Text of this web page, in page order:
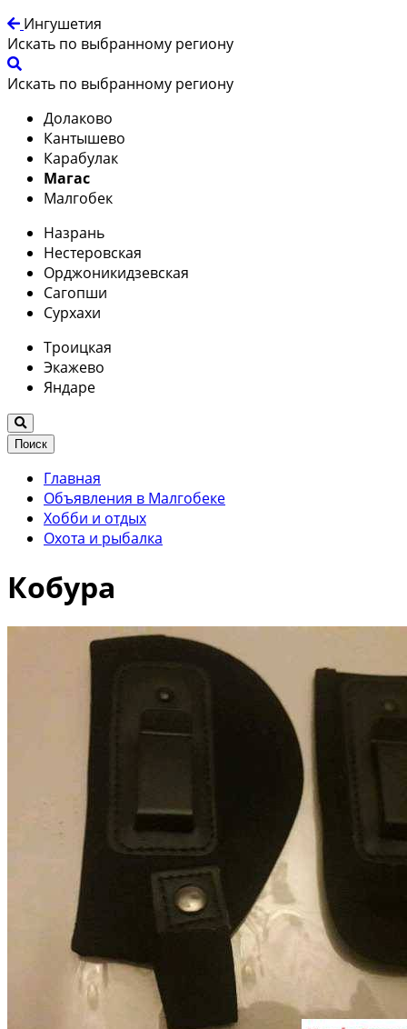
Ингушетия
Искать по выбранному региону
Искать по выбранному региону
Долаково
Кантышево
Карабулак
Магас
Малгобек
Назрань
Нестеровская
Орджоникидзевская
Сагопши
Сурхахи
Троицкая
Экажево
Яндаре
Поиск
Главная
Объявления в Малгобеке
Хобби и отдых
Охота и рыбалка
Кобура